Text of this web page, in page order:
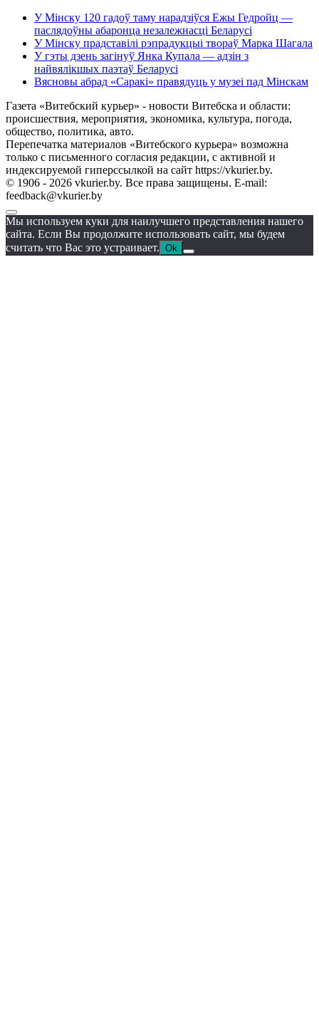
У Мінску 120 гадоў таму нарадзіўся Ежы Гедройц —
паслядоўны абаронца незалежнасці Беларусі
У Мінску прадставілі рэпрадукцыі твораў Марка Шагала
У гэты дзень загінуў Янка Купала — адзін з
найвялікшых паэтаў Беларусі
Вясновы абрад «Саракі» правядуць у музеі пад Мінскам
Газета «Витебский курьер» - новости Витебска и области:
происшествия, мероприятия, экономика, культура, погода,
общество, политика, авто.
Перепечатка материалов «Витебского курьера» возможна
только с письменного согласия редакции, с активной и
индексируемой гиперссылкой на сайт https://vkurier.by.
© 1906 - 2026 vkurier.by. Все права защищены. E-mail:
feedback@vkurier.by
Мы используем куки для наилучшего представления нашего
сайта. Если Вы продолжите использовать сайт, мы будем
считать что Вас это устраивает. Ok